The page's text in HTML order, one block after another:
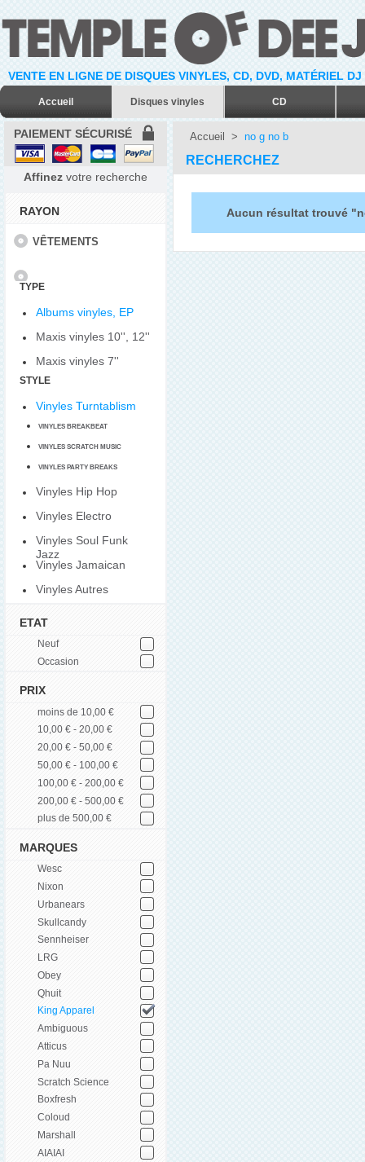
VENTE EN LIGNE DE DISQUES VINYLES, CD, DVD, MATÉRIEL
Accueil Disques vinyles CD
PAIEMENT SÉCURISÉ
Affinez votre recherche
RAYON
VÊTEMENTS
TYPE
Albums vinyles, EP
Maxis vinyles 10'', 12''
Maxis vinyles 7''
STYLE
Vinyles Turntablism
VINYLES BREAKBEAT
VINYLES SCRATCH MUSIC
VINYLES PARTY BREAKS
Vinyles Hip Hop
Vinyles Electro
Vinyles Soul Funk
Jazz
Vinyles Jamaican
Vinyles Autres
ETAT
Neuf
Occasion
PRIX
moins de 10,00 €
10,00 € - 20,00 €
20,00 € - 50,00 €
50,00 € - 100,00 €
100,00 € - 200,00 €
200,00 € - 500,00 €
plus de 500,00 €
MARQUES
Wesc
Nixon
Urbanears
Skullcandy
Sennheiser
LRG
Obey
Qhuit
King Apparel
Ambiguous
Atticus
Pa Nuu
Scratch Science
Boxfresh
Coloud
Marshall
AIAIAI
Accueil > no g no b
RECHERCHEZ
Aucun résultat trouvé